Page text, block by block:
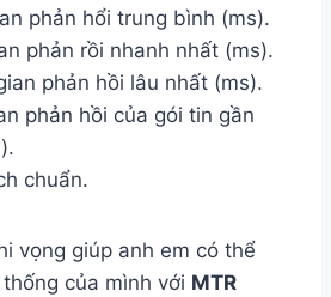
phản hổi trung bình (ms).
phản rồi nhanh nhất (ms).
phản hồi lâu nhất (ms).
phản hồi của gói tin gần
chuẩn.
vọng giúp anh em có thể
thống của mình với MTR